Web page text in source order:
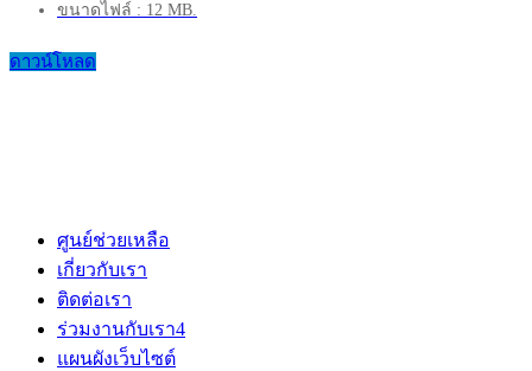
ขนาดไฟล์ : 12 MB.
ดาวน์โหลด
ศูนย์ช่วยเหลือ
เกี่ยวกับเรา
ติดต่อเรา
ร่วมงานกับเรา4
แผนผังเว็บไซต์